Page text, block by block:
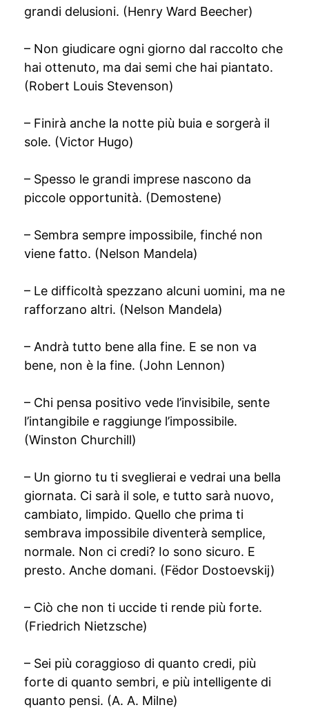
grandi delusioni. (Henry Ward Beecher)
– Non giudicare ogni giorno dal raccolto che
hai ottenuto, ma dai semi che hai piantato.
(Robert Louis Stevenson)
– Finirà anche la notte più buia e sorgerà il
sole. (Victor Hugo)
– Spesso le grandi imprese nascono da
piccole opportunità. (Demostene)
– Sembra sempre impossibile, finché non
viene fatto. (Nelson Mandela)
– Le difficoltà spezzano alcuni uomini, ma ne
rafforzano altri. (Nelson Mandela)
– Andrà tutto bene alla fine. E se non va
bene, non è la fine. (John Lennon)
– Chi pensa positivo vede l’invisibile, sente
l’intangibile e raggiunge l’impossibile.
(Winston Churchill)
– Un giorno tu ti sveglierai e vedrai una bella
giornata. Ci sarà il sole, e tutto sarà nuovo,
cambiato, limpido. Quello che prima ti
sembrava impossibile diventerà semplice,
normale. Non ci credi? Io sono sicuro. E
presto. Anche domani. (Fëdor Dostoevskij)
– Ciò che non ti uccide ti rende più forte.
(Friedrich Nietzsche)
– Sei più coraggioso di quanto credi, più
forte di quanto sembri, e più intelligente di
quanto pensi. (A. A. Milne)